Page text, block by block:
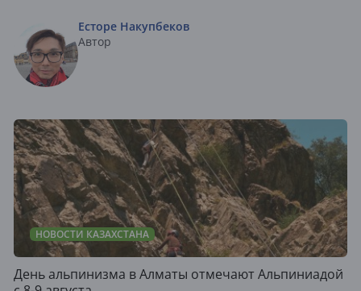
Есторе Накупбеков
Автор
НОВОСТИ КАЗАХСТАНА
День альпинизма в Алматы отмечают Альпиниадой